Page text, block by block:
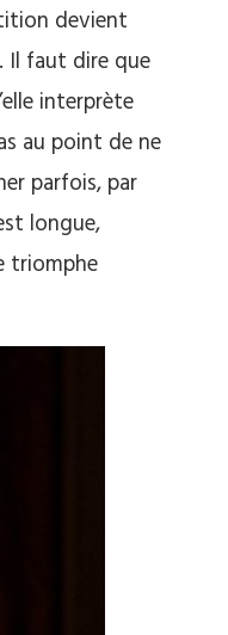
devient
Il faut dire que
interprète
au point de ne
parfois, par
longue,
triomphe